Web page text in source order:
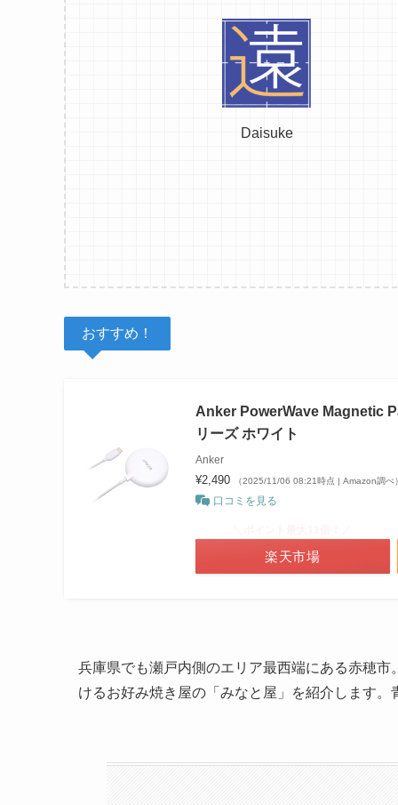
Daisuke
おすすめ！
Anker PowerWave Magnetic
リーズ ホワイト
Anker
¥2,490 （2025/11/06 08:21時点 | Amazon調べ
口コミを見る
楽天市場
兵庫県でも瀬戸内側のエリア最西端にある赤穂
けるお好み焼き屋の「みなと屋」を紹介します